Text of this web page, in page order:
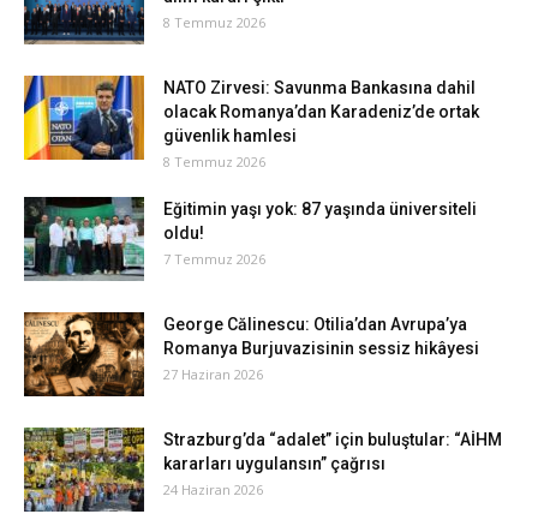
8 Temmuz 2026
NATO Zirvesi: Savunma Bankasına dahil
olacak Romanya’dan Karadeniz’de ortak
güvenlik hamlesi
8 Temmuz 2026
Eğitimin yaşı yok: 87 yaşında üniversiteli
oldu!
7 Temmuz 2026
George Călinescu: Otilia’dan Avrupa’ya
Romanya Burjuvazisinin sessiz hikâyesi
27 Haziran 2026
Strazburg’da “adalet” için buluştular: “AİHM
kararları uygulansın” çağrısı
24 Haziran 2026